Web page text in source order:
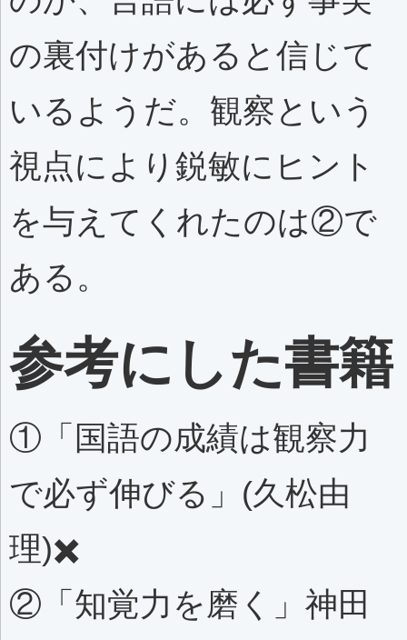
の裏付けがあると信じて
いるようだ。観察という
視点により鋭敏にヒント
を与えてくれたのは②で
ある。
参考にした書籍
①「国語の成績は観察力
で必ず伸びる」(久松由
理)✖️
②「知覚力を磨く」神田